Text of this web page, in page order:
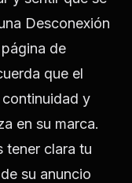
Desconexión
de
que el
y
en su marca.
tener clara tu
su anuncio